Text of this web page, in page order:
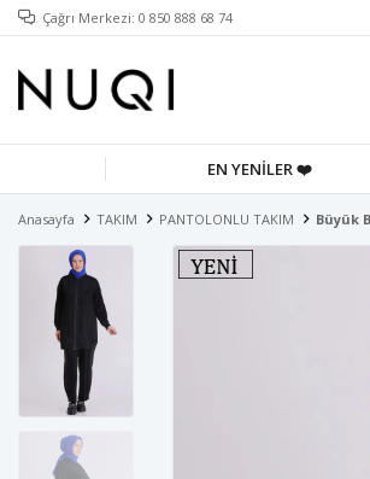
Çağrı Merkezi: 0 850 888 68 74
EN YENİLER ❤️
Anasayfa TAKIM PANTOLONLU TAKIM Büyük